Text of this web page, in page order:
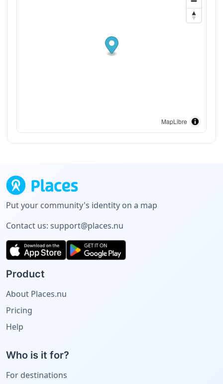
MapLibre
Put your community's identity on a map
Contact us: support@places.nu
Product
About Places.nu
Pricing
Help
Who is it for?
For destinations